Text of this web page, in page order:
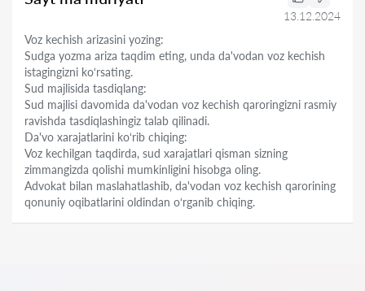
13.12.2024
Voz kechish arizasini yozing:
Sudga yozma ariza taqdim eting, unda da'vodan voz kechish
istagingizni ko‘rsating.
Sud majlisida tasdiqlang:
Sud majlisi davomida da'vodan voz kechish qaroringizni rasmiy
ravishda tasdiqlashingiz talab qilinadi.
Da'vo xarajatlarini ko‘rib chiqing:
Voz kechilgan taqdirda, sud xarajatlari qisman sizning
zimmangizda qolishi mumkinligini hisobga oling.
Advokat bilan maslahatlashib, da'vodan voz kechish qarorining
qonuniy oqibatlarini oldindan o‘rganib chiqing.